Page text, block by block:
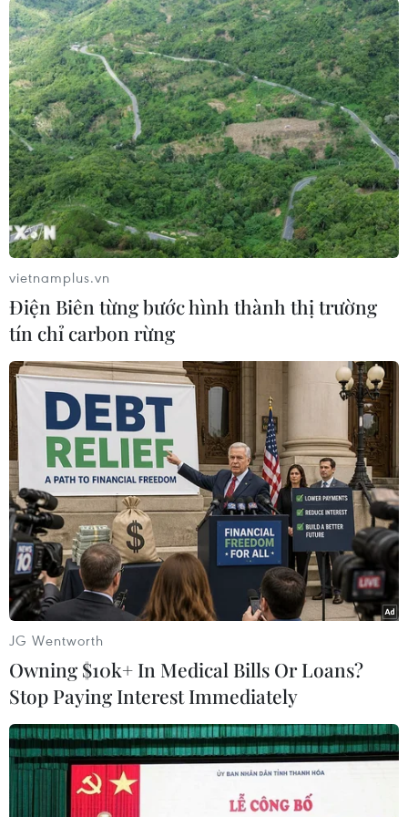
chính sách quốc phòng trong bối cảnh nước này
đang xây dựng chiến lược tăng cường năng lực
quân sự để đối phó với các thách thức an ninh
mới./.
Chính phủ Anh xem xét lại
khả năng tham gia quỹ
quốc phòng của EU
Nếu tham gia một vòng quỹ Hành
động An ninh vì châu Âu trong
tương lai, các doanh nghiệp quốc
phòng của Anh sẽ có thể cung
cấp tối đa 50% giá trị trong các
dự án hợp tác với các đối tác
châu Âu.
(TTXVN/Vietnam+)
#John Healey #Bộ trưởng Quốc phòng Anh
vietnamplus.vn
Điện Biên từng bước hình thành thị trường
tín chỉ carbon rừng
JG Wentworth
Owning $10k+ In Medical Bills Or Loans?
Stop Paying Interest Immediately